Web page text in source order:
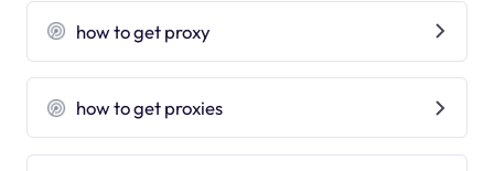
how to get proxy
how to get proxies